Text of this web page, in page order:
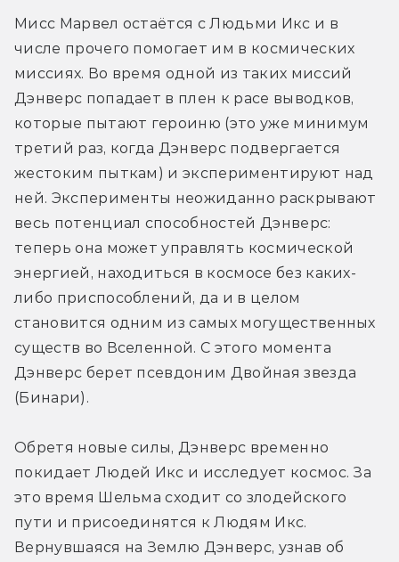
Мисс Марвел остаётся с Людьми Икс и в
числе прочего помогает им в космических
миссиях. Во время одной из таких миссий
Дэнверс попадает в плен к расе выводков,
которые пытают героиню (это уже минимум
третий раз, когда Дэнверс подвергается
жестоким пыткам) и экспериментируют над
ней. Эксперименты неожиданно раскрывают
весь потенциал способностей Дэнверс:
теперь она может управлять космической
энергией, находиться в космосе без каких-
либо приспособлений, да и в целом
становится одним из самых могущественных
существ во Вселенной. С этого момента
Дэнверс берет псевдоним Двойная звезда
(Бинари).
Обретя новые силы, Дэнверс временно
покидает Людей Икс и исследует космос. За
это время Шельма сходит со злодейского
пути и присоединятся к Людям Икс.
Вернувшаяся на Землю Дэнверс, узнав об